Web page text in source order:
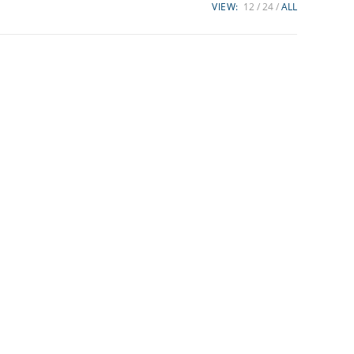
VIEW: 12 24 ALL